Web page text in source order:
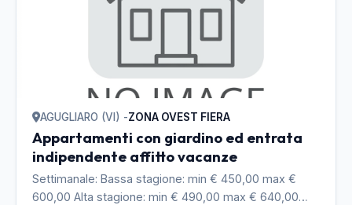
AGUGLIARO (VI) -ZONA OVEST FIERA
Appartamenti con giardino ed entrata
indipendente affitto vacanze
Settimanale: Bassa stagione: min € 450,00 max €
600,00 Alta stagione: min € 490,00 max € 640,00